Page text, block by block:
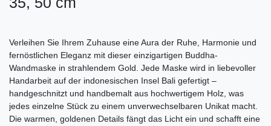
Verleihen Sie Ihrem Zuhause eine Aura der Ruhe, Harmonie und
fernöstlichen Eleganz mit dieser einzigartigen Buddha-
Wandmaske in strahlendem Gold. Jede Maske wird in liebevoller
Handarbeit auf der indonesischen Insel Bali gefertigt –
handgeschnitzt und handbemalt aus hochwertigem Holz, was
jedes einzelne Stück zu einem unverwechselbaren Unikat macht.
Die warmen, goldenen Details fängt das Licht ein und schafft eine